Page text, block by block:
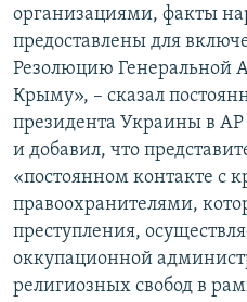
организациями, факты
предоставлены для
Резолюцию Генеральной
Крыму», – сказал
президента Украины в
и добавил, что
«постоянном контакте с
правоохранителями,
преступления,
оккупационной
религиозных свобод в